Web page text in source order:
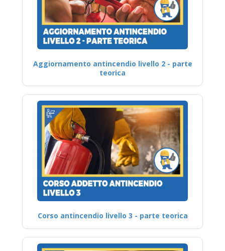
Aggiornamento antincendio livello 2 - parte
teorica
Corso antincendio livello 3 - parte teorica